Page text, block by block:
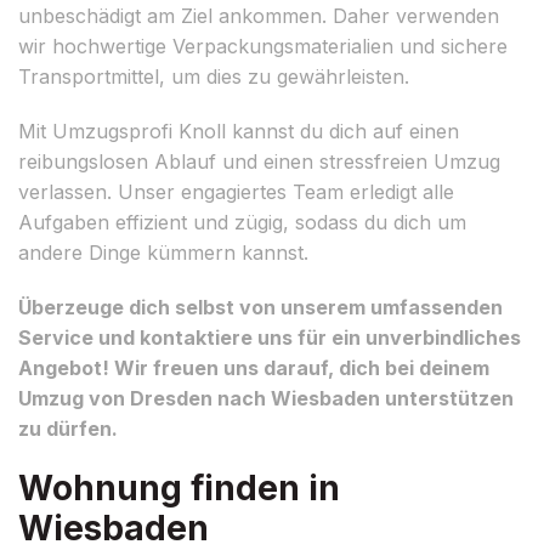
unbeschädigt am Ziel ankommen. Daher verwenden
wir hochwertige Verpackungsmaterialien und sichere
Transportmittel, um dies zu gewährleisten.
Mit Umzugsprofi Knoll kannst du dich auf einen
reibungslosen Ablauf und einen stressfreien Umzug
verlassen. Unser engagiertes Team erledigt alle
Aufgaben effizient und zügig, sodass du dich um
andere Dinge kümmern kannst.
Überzeuge dich selbst von unserem umfassenden
Service und kontaktiere uns für ein unverbindliches
Angebot! Wir freuen uns darauf, dich bei deinem
Umzug von Dresden nach Wiesbaden unterstützen
zu dürfen.
Wohnung finden in
Wiesbaden